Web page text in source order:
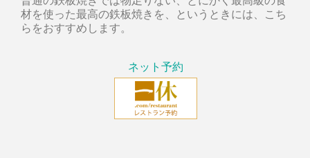
材を使った最高の鉄板焼きを、というときには、こち
らをおすすめします。
ネット予約